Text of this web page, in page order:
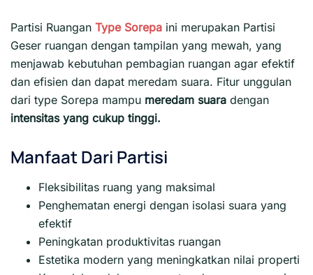
Partisi Ruangan Type Sorepa ini merupakan Partisi
Geser ruangan dengan tampilan yang mewah, yang
menjawab kebutuhan pembagian ruangan agar efektif
dan efisien dan dapat meredam suara. Fitur unggulan
dari type Sorepa mampu meredam suara dengan
intensitas yang cukup tinggi.
Manfaat Dari Partisi
Fleksibilitas ruang yang maksimal
Penghematan energi dengan isolasi suara yang
efektif
Peningkatan produktivitas ruangan
Estetika modern yang meningkatkan nilai properti